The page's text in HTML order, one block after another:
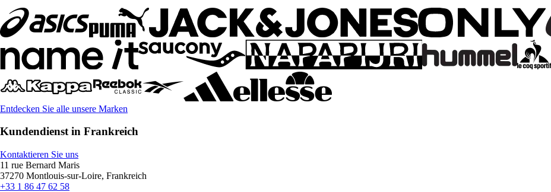
Entdecken Sie alle unsere Marken
Kundendienst in Frankreich
Kontaktieren Sie uns
11 rue Bernard Maris
37270 Montlouis-sur-Loire, Frankreich
+33 1 86 47 62 58